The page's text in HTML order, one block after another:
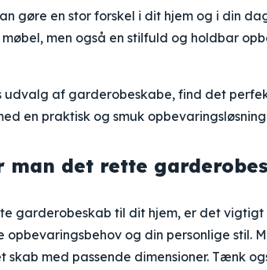
gøre en stor forskel i dit hjem og i din
men også en stilfuld og holdbar
udvalg af garderobeskabe, find det
en praktisk og smuk
man det rette
garderobeskab til dit hjem, er det
opbevaringsbehov og din personlige stil.
med passende dimensioner. Tænk